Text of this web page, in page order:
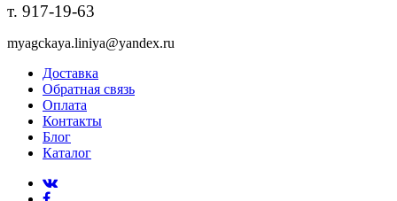
т. 917-19-63
myagckaya.liniya@yandex.ru
Доставка
Обратная связь
Оплата
Контакты
Блог
Каталог